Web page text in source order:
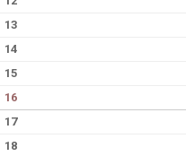
13
14
15
16
17
18